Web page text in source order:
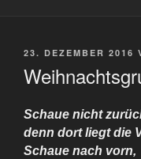
VERÖFFENTLICHT
23. DEZEMBER 2016
Schaue nicht
denn dort liegt die
Schaue nach vorn,